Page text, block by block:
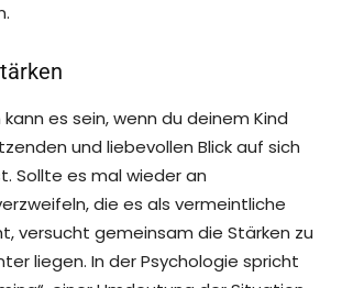
es sein, wenn du deinem Kind
und liebevollen Blick auf sich
Sollte es mal wieder an
die es als vermeintliche
versucht gemeinsam die Stärken zu
liegen. In der Psychologie spricht